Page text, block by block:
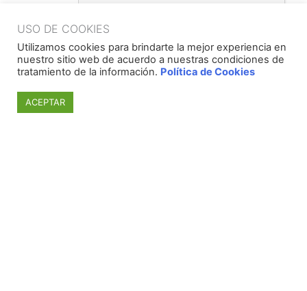
USO DE COOKIES
Utilizamos cookies para brindarte la mejor experiencia en
nuestro sitio web de acuerdo a nuestras condiciones de
tratamiento de la información. Política de Cookies
ACEPTAR